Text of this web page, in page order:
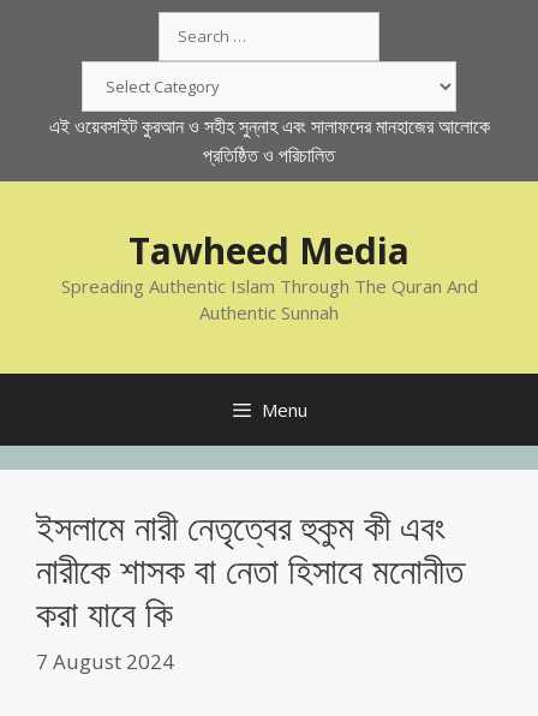
for:
এই ওয়েবসাইট কুরআন ও সহীহ সুন্নাহ এবং সালাফদের মানহাজের আলোকে
প্রতিষ্ঠিত ও পরিচালিত
Tawheed Media
Spreading Authentic Islam Through The Quran And
Authentic Sunnah
Menu
ইসলামে নারী নেতৃত্বের হুকুম কী এবং
নারীকে শাসক বা নেতা হিসাবে মনোনীত
করা যাবে কি
7 August 2024